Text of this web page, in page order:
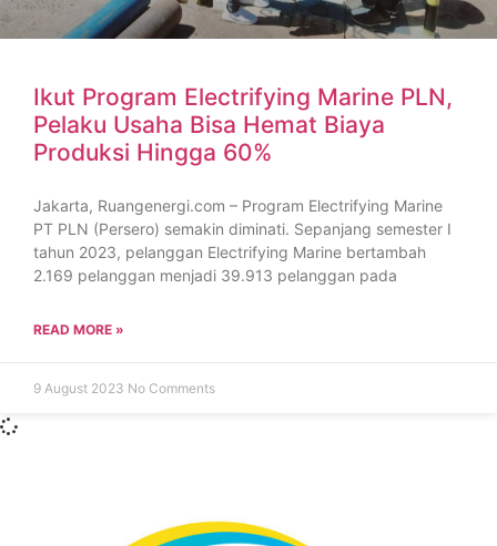
Ikut Program Electrifying Marine PLN,
Pelaku Usaha Bisa Hemat Biaya
Produksi Hingga 60%
Jakarta, Ruangenergi.com – Program Electrifying Marine
PT PLN (Persero) semakin diminati. Sepanjang semester I
tahun 2023, pelanggan Electrifying Marine bertambah
2.169 pelanggan menjadi 39.913 pelanggan pada
READ MORE »
9 August 2023 No Comments